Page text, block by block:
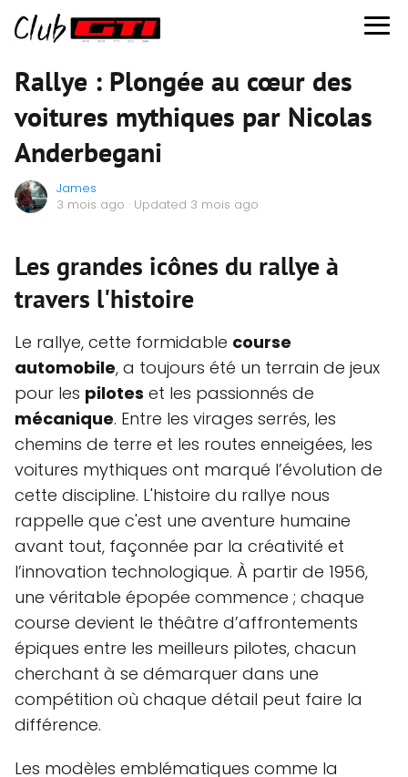
Rallye : Plongée au cœur des
voitures mythiques par Nicolas
Anderbegani
James
3 mois ago · Updated 3 mois ago
Les grandes icônes du rallye à
travers l'histoire
Le rallye, cette formidable course
automobile, a toujours été un terrain de jeux
pour les pilotes et les passionnés de
mécanique. Entre les virages serrés, les
chemins de terre et les routes enneigées, les
voitures mythiques ont marqué l’évolution de
cette discipline. L'histoire du rallye nous
rappelle que c'est une aventure humaine
avant tout, façonnée par la créativité et
l’innovation technologique. À partir de 1956,
une véritable épopée commence ; chaque
course devient le théâtre d’affrontements
épiques entre les meilleurs pilotes, chacun
cherchant à se démarquer dans une
compétition où chaque détail peut faire la
différence.
Les modèles emblématiques comme la